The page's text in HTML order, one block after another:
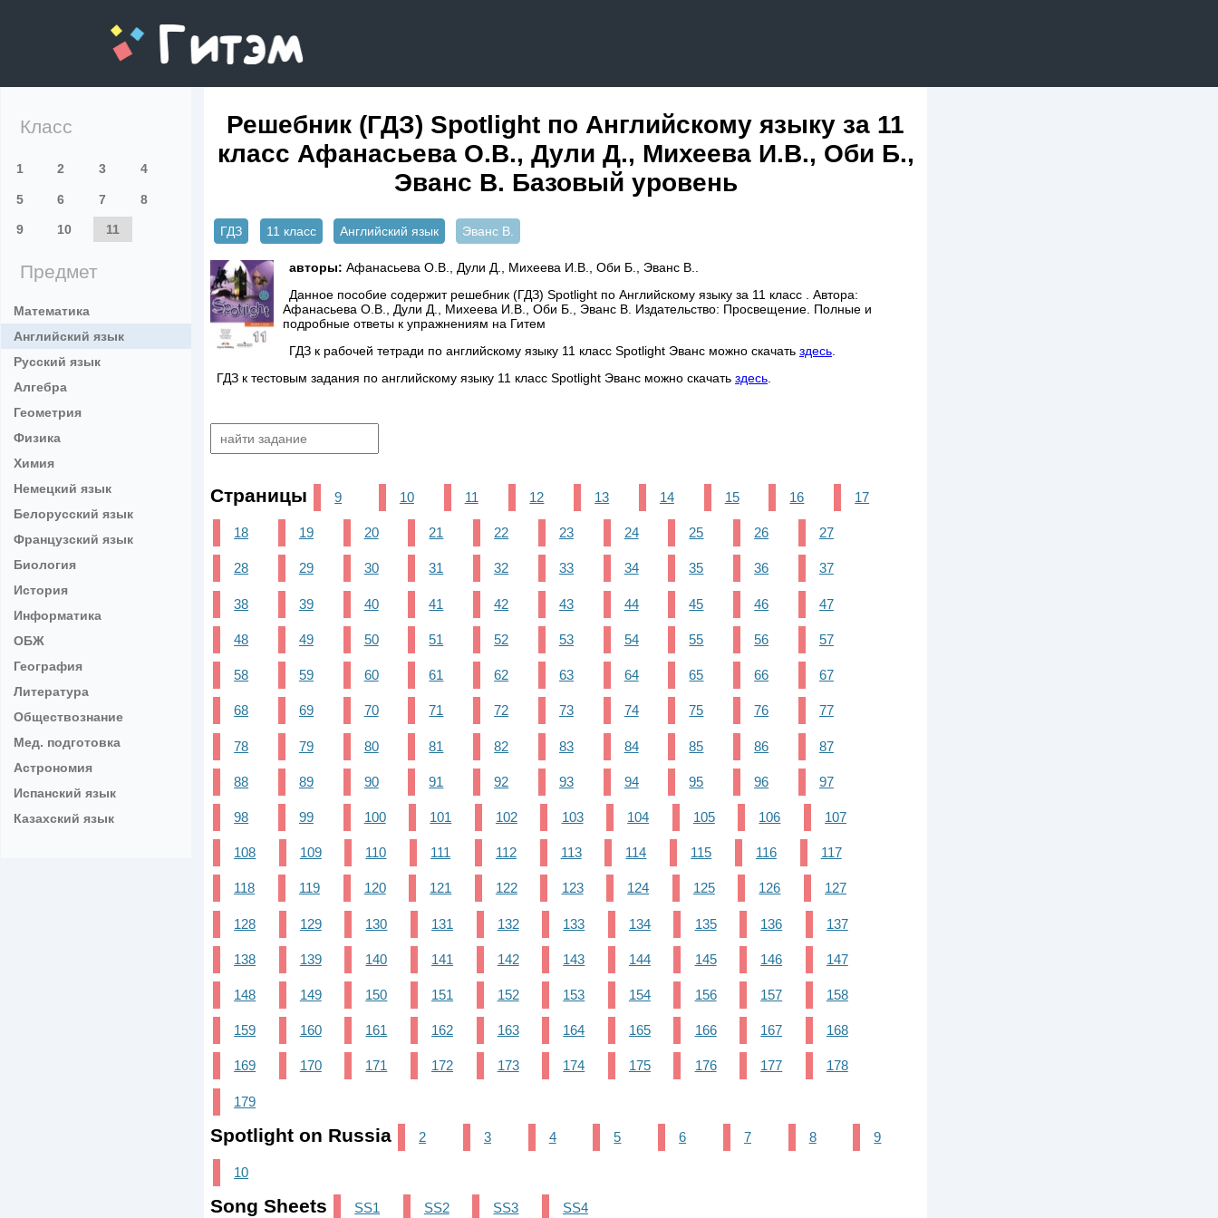
gitem.me
Класс
1 2 3 4
5 6 7 8
9 10 11
Предмет
Математика
Английский язык
Русский язык
Алгебра
Геометрия
Физика
Химия
Немецкий язык
Белорусский язык
Французский язык
Биология
История
Информатика
ОБЖ
География
Литература
Обществознание
Мед. подготовка
Астрономия
Испанский язык
Казахский язык
Решебник (ГДЗ) Spotlight по Английскому языку за 11
класс Афанасьева О.В., Дули Д., Михеева И.В., Оби Б.,
Эванс В. Базовый уровень
ГДЗ 11 класс Английский язык Эванс В.
авторы: Афанасьева О.В., Дули Д., Михеева И.В., Оби Б., Эванс В..
Данное пособие содержит решебник (ГДЗ) Spotlight по Английскому языку за 11 класс . Автора:
Афанасьева О.В., Дули Д., Михеева И.В., Оби Б., Эванс В. Издательство: Просвещение. Полные и
подробные ответы к упражнениям на Гитем
ГДЗ к рабочей тетради по английскому языку 11 класс Spotlight Эванс можно скачать здесь.
ГДЗ к тестовым задания по английскому языку 11 класс Spotlight Эванс можно скачать здесь.
Страницы 9 10 11 12 13 14 15 16 17
18 19 20 21 22 23 24 25 26 27
28 29 30 31 32 33 34 35 36 37
38 39 40 41 42 43 44 45 46 47
48 49 50 51 52 53 54 55 56 57
58 59 60 61 62 63 64 65 66 67
68 69 70 71 72 73 74 75 76 77
78 79 80 81 82 83 84 85 86 87
88 89 90 91 92 93 94 95 96 97
98 99 100 101 102 103 104 105 106 107
108 109 110 111 112 113 114 115 116 117
118 119 120 121 122 123 124 125 126 127
128 129 130 131 132 133 134 135 136 137
138 139 140 141 142 143 144 145 146 147
148 149 150 151 152 153 154 156 157 158
159 160 161 162 163 164 165 166 167 168
169 170 171 172 173 174 175 176 177 178
179
Spotlight on Russia 2 3 4 5 6 7 8 9
10
Song Sheets SS1 SS2 SS3 SS4